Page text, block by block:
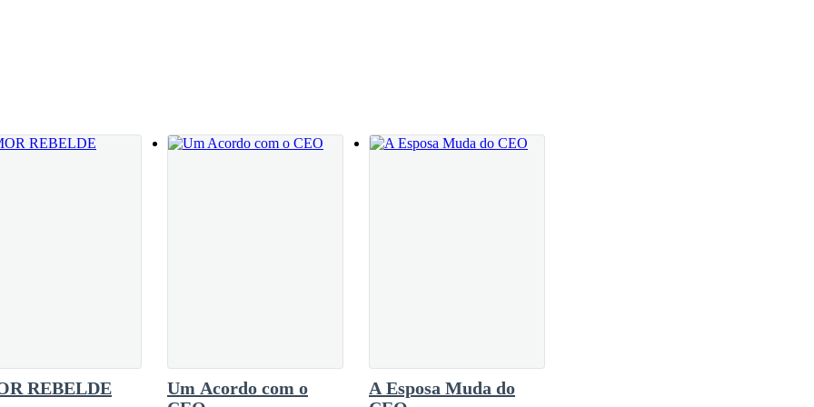
REBELDE
Um Acordo com o
A Esposa Muda do